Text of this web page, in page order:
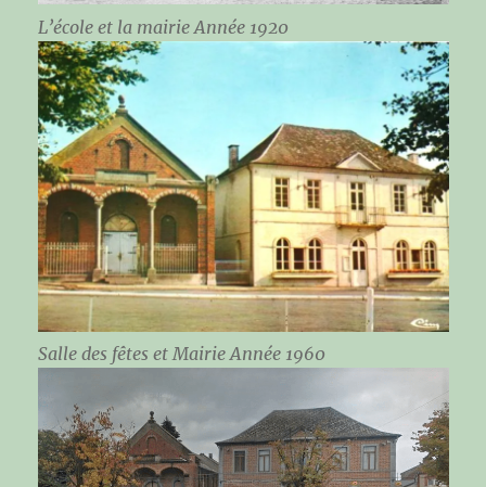
L’école et la mairie Année 1920
Salle des fêtes et Mairie Année 1960